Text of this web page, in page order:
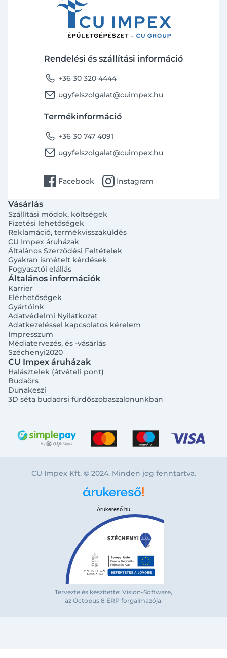
Bejelentkezés e-mail-címmel
Rendelési és szállítási információ
phone +36 30 320 4444
email ugyfelszolgalat@cuimpex.hu
Termékinformáció
phone +36 30 747 4091
email ugyfelszolgalat@cuimpex.hu
facebook Facebook instagram Instagram
Vásárlás
Szállítási módok, költségek
Fizetési lehetőségek
Reklamáció, termékvisszaküldés
CU Impex áruházak
Általános Szerződési Feltételek
Gyakran ismételt kérdések
Fogyasztói elállás
Általános információk
Karrier
Elérhetőségek
Gyártóink
Adatvédelmi Nyilatkozat
Adatkezeléssel kapcsolatos kérelem
Impresszum
Médiatervezés, és -vásárlás
Széchenyi2020
CU Impex áruházak
Halásztelek (átvételi pont)
Budaörs
Dunakeszi
3D séta budaörsi fürdőszobaszalonunkban
CU Impex Kft. © 2024. Minden jog fenntartva.
Árukereső.hu
Tervezte és készítette: Vision-Software,
az Octopus 8 ERP forgalmazója.